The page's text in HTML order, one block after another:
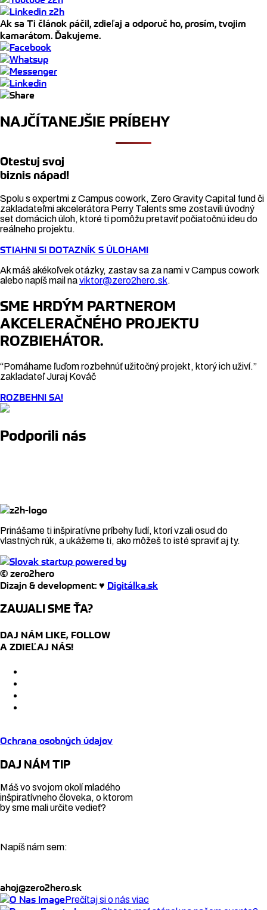
Ak sa Ti článok páčil, zdieľaj a odporuč ho, prosím, tvojim
kamarátom. Ďakujeme.
NAJČÍTANEJŠIE PRÍBEHY
Otestuj svoj
biznis nápad!
Spolu s expertmi z Campus cowork, Zero Gravity Capital fund či
zakladateľmi akcelerátora Perry Talents sme zostavili úvodný
set domácich úloh, ktoré ti pomôžu pretaviť počiatočnú ideu do
reálneho projektu.
STIAHNI SI DOTAZNÍK S ÚLOHAMI
Ak máš akékoľvek otázky, zastav sa za nami v Campus cowork
alebo napíš mail naviktor@zero2hero.sk.
SME HRDÝM PARTNEROM
AKCELERAČNÉHO PROJEKTU
ROZBIEHÁTOR.
“Pomáhame ľuďom rozbehnúť užitočný projekt, ktorý ich uživí.”
zakladateľ Juraj Kováč
ROZBEHNI SA!
Podporili nás
Prinášame ti inšpiratívne príbehy ľudí, ktorí vzali osud do
vlastných rúk, a ukážeme ti, ako môžeš to isté spraviť aj ty.
© zero2hero
Dizajn & development: ♥ Digitálka.sk
ZAUJALI SME ŤA?
DAJ NÁM LIKE, FOLLOW
A ZDIEĽAJ NÁS!
Ochrana osobných údajov
DAJ NÁM TIP
Máš vo svojom okolí mladého
inšpiratívneho človeka, o ktorom
by sme mali určite vedieť?
Napíš nám sem:
ahoj@zero2hero.sk
Prečítaj si o nás viac